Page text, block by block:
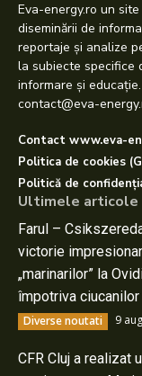
Eva-energy.ro un
diseminării de
reportaje și analize
la subiecte specifice
informare și
contact@eva-
Contact www.eva-
Politica de cookies
Politică de
Ultimele articole
Farul –
victorie
„marinarilor” la
împotriva ciucanilor
Diverse noutati 9
CFR Cluj a realizat